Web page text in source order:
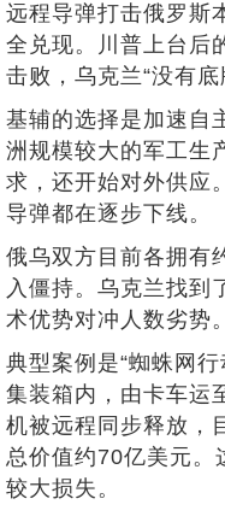
远程导弹打击俄罗斯
全兑现。川普上台后
击败，乌克兰“没有底
基辅的选择是加速自
洲规模较大的军工生
求，还开始对外供应
导弹都在逐步下线。
俄乌双方目前各拥有
入僵持。乌克兰找到
术优势对冲人数劣势。
典型案例是“蜘蛛网
集装箱内，由卡车运
机被远程同步释放，
总价值约70亿美元。
较大损失。